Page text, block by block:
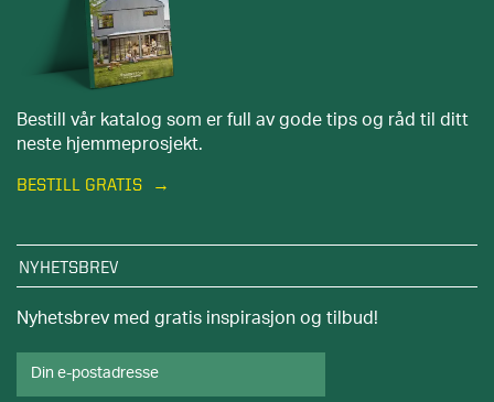
Bestill vår katalog som er full av gode tips og råd til ditt
neste hjemmeprosjekt.
BESTILL GRATIS
NYHETSBREV
Nyhetsbrev med gratis inspirasjon og tilbud!